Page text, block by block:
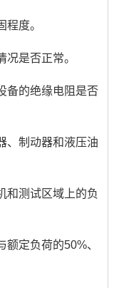
度。
是否正常。
备的绝缘电阻是否
、制动器和液压油
和测试区域上的负
定负荷的50%、